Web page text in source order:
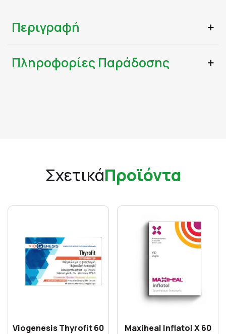
Περιγραφή
Πληροφορίες Παράδοσης
ΣχετικάΠροϊόντα
Viogenesis Thyrofit 60
Maxiheal Inflatol X 60